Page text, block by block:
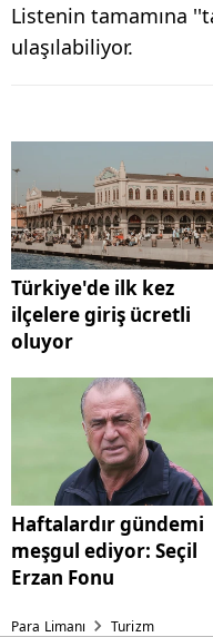
Listenin tamamına
ulaşılabiliyor.
Türkiye'de ilk kez
ilçelere giriş ücretli
oluyor
Haftalardır gündemi
meşgul ediyor: Seçil
Erzan Fonu
Para Limanı Turizm